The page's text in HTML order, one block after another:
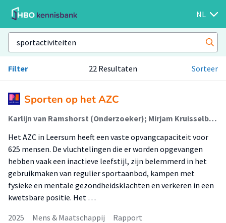
NL
Filter 22 Resultaten Sorteer
Sporten op het AZC
Karlijn van Ramshorst (Onderzoeker); Mirjam Kruisselbrink (Lid Lectoraat); Froukje Smits (Onderzoeker)
Het AZC in Leersum heeft een vaste opvangcapaciteit voor
625 mensen. De vluchtelingen die er worden opgevangen
hebben vaak een inactieve leefstijl, zijn belemmerd in het
gebruikmaken van regulier sportaanbod, kampen met
fysieke en mentale gezondheidsklachten en verkeren in een
kwetsbare positie. Het …
2025
Mens & Maatschappij Rapport